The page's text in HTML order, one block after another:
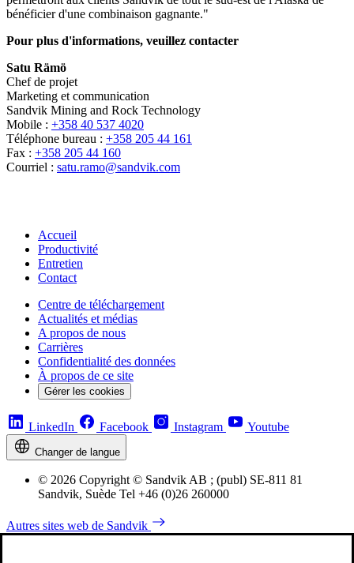
bénéficier d'une combinaison gagnante."
Pour plus d'informations, veuillez contacter
Satu Rämö
Chef de projet
Marketing et communication
Sandvik Mining and Rock Technology
Mobile : +358 40 537 4020
Téléphone bureau : +358 205 44 161
Fax : +358 205 44 160
Courriel : satu.ramo@sandvik.com
Accueil
Productivité
Entretien
Contact
Centre de téléchargement
Actualités et médias
A propos de nous
Carrières
Confidentialité des données
À propos de ce site
Gérer les cookies
LinkedIn Facebook Instagram Youtube
Changer de langue
© 2026 Copyright © Sandvik AB ; (publ) SE-811 81
Sandvik, Suède Tel +46 (0)26 260000
Autres sites web de Sandvik